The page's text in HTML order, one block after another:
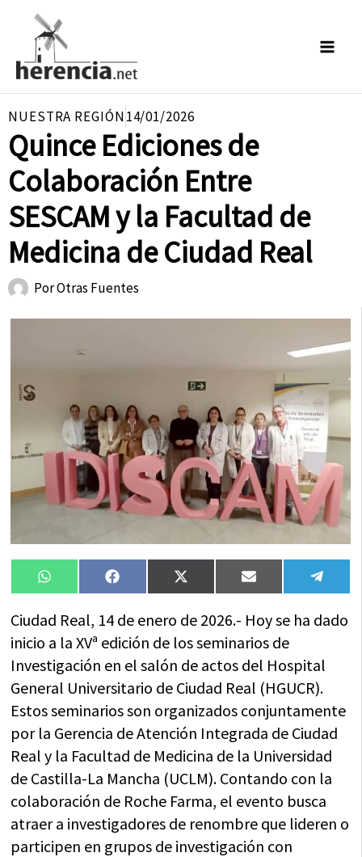
contenido
NUESTRA REGIÓN14/01/2026
Quince Ediciones de
Colaboración Entre
SESCAM y la Facultad de
Medicina de Ciudad Real
PorOtras Fuentes
Compartir
en
WhatsAppCompartir
en
FacebookCompartir
en
X
(Twitter)
Compartir
en
Email
en
Ciudad Real, 14 de enero de 2026.- Hoy se ha dado
inicio a la XVª edición de los seminarios de
Investigación en el salón de actos del Hospital
General Universitario de Ciudad Real (HGUCR).
Estos seminarios son organizados conjuntamente
por la Gerencia de Atención Integrada de Ciudad
Real y la Facultad de Medicina de la Universidad
de Castilla-La Mancha (UCLM). Contando con la
colaboración de Roche Farma, el evento busca
atraer a investigadores de renombre que lideren o
participen en grupos de investigación con